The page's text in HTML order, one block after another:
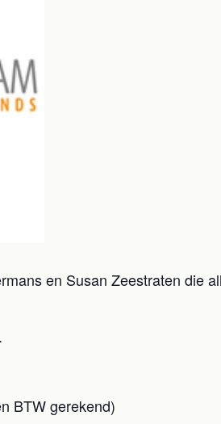
en Susan Zeestraten die
BTW gerekend)